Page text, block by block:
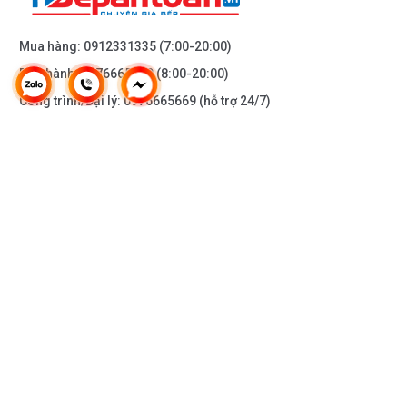
Sở hữu nhiều ưu điểm nổi trội
Mua hàng: 0912331335 (7:00-20:00)
Bảo hành:0976665669(8:00-20:00)
Công trình/Đại lý:0976665669 (hỗ trợ 24/7)